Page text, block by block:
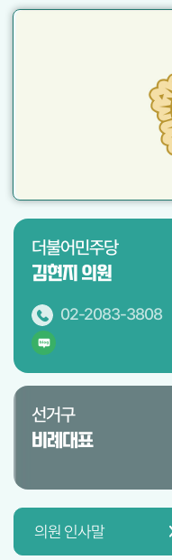
더불어민주당
김현지 의원
02-2083-3808
선거구
비례대표
의원 인사말